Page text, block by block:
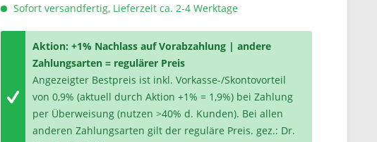
Sofort versandfertig, Lieferzeit ca. 2-4 Werktage
Aktion: +1% Nachlass auf Vorabzahlung | andere
Zahlungsarten = regulärer Preis
Angezeigter Bestpreis ist inkl. Vorkasse-/Skontovorteil
von 0,9% (aktuell durch Aktion +1% = 1,9%) bei Zahlung
per Überweisung (nutzen >40% d. Kunden). Bei allen
anderen Zahlungsarten gilt der reguläre Preis. gez.: Dr.